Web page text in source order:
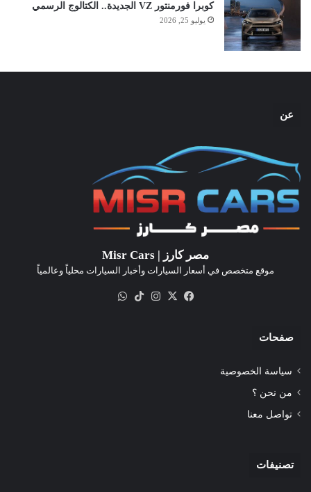
كوبرا فورمنتور VZ الجديدة.. الكتالوج الرسمي
يوليو 25, 2026
عن
مصر كارز | Misr Cars
موقع متخصص في أسعار السيارات وأخبار السيارات محلياً وعالمياً
فيسبوك
‫X انستقرام‫TikTok
صفحات
سياسة الخصوصية
من نحن ؟
تواصل معنا
تصنيفات